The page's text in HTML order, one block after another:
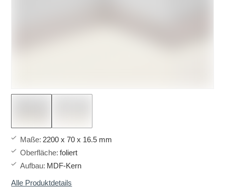
Maße: 2200 x 70 x 16.5 mm
Oberfläche: foliert
Aufbau: MDF-Kern
Alle Produktdetails